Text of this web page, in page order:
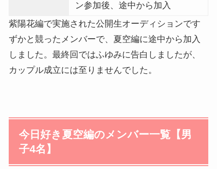
ン参加後、途中から加入
紫陽花編で実施された公開生オーディションです
ずかと競ったメンバーで、夏空編に途中から加入
しました。最終回ではふゆみに告白しましたが、
カップル成立には至りませんでした。
今日好き夏空編のメンバー一覧【男
子4名】